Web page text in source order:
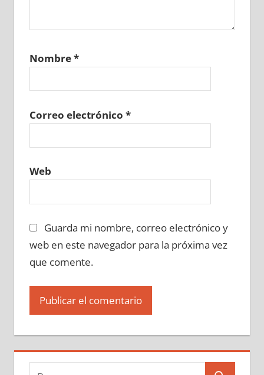
Nombre*
Correo electrónico *
Web
Guarda mi nombre, correo electrónico y
web en este navegador para la próxima vez
que comente.